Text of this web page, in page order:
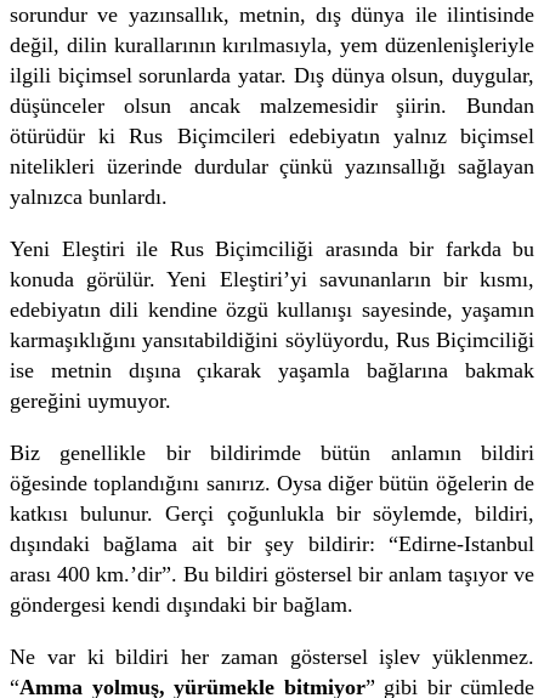
sorundur ve yazınsallık, metnin, dış dünya ile ilintisinde
değil, dilin kurallarının kırılmasıyla, yem düzenlenişleriyle
ilgili biçimsel sorunlarda yatar. Dış dünya olsun, duygular,
düşünceler olsun ancak malzemesidir şiirin. Bundan
ötürüdür ki Rus Biçimcileri edebiyatın yalnız biçimsel
nitelikleri üzerinde durdular çünkü yazınsallığı sağlayan
yalnızca bunlardı.
Yeni Eleştiri ile Rus Biçimciliği arasında bir farkda bu
konuda görülür. Yeni Eleştiri’yi savunanların bir kısmı,
edebiyatın dili kendine özgü kullanışı sayesinde, yaşamın
karmaşıklığını yansıtabildiğini söylüyordu, Rus Biçimciliği
ise metnin dışına çıkarak yaşamla bağlarına bakmak
gereğini uymuyor.
Biz genellikle bir bildirimde bütün anlamın bildiri
öğesinde toplandığını sanırız. Oysa diğer bütün öğelerin de
katkısı bulunur. Gerçi çoğunlukla bir söylemde, bildiri,
dışındaki bağlama ait bir şey bildirir: “Edirne-Istanbul
arası 400 km.’dir”. Bu bildiri göstersel bir anlam taşıyor ve
göndergesi kendi dışındaki bir bağlam.
Ne var ki bildiri her zaman göstersel işlev yüklenmez.
“Amma yolmuş, yürümekle bitmiyor” gibi bir cümlede